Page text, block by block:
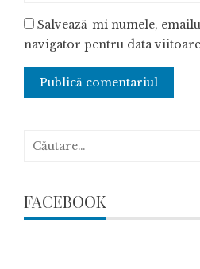
Salvează-mi numele,
navigator pentru data
Caută
FACEBOOK